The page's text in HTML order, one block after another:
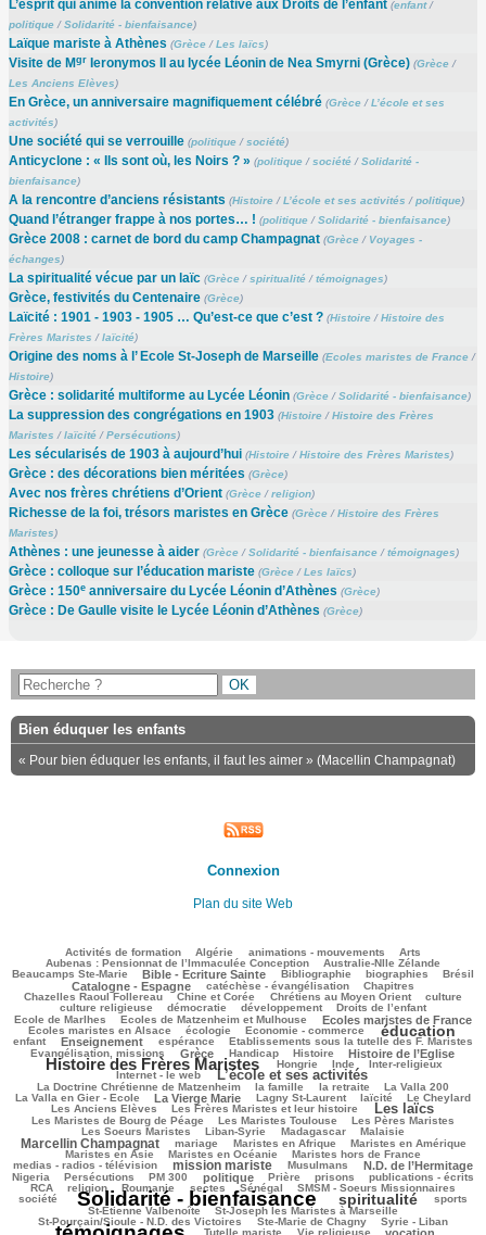
L’esprit qui anime la convention relative aux Droits de l’enfant (enfant/
politique/Solidarité - bienfaisance)
Laïque mariste à Athènes (Grèce/Les laïcs)
Visite de MgrIeronymos II au lycée Léonin de Nea Smyrni (Grèce) (Grèce/
Les Anciens Elèves)
En Grèce, un anniversaire magnifiquement célébré (Grèce/L’école et ses
activités)
Une société qui se verrouille (politique/société)
Anticyclone : « Ils sont où, les Noirs ? » (politique/société/Solidarité -
bienfaisance)
A la rencontre d’anciens résistants (Histoire/L’école et ses activités /politique)
Quand l’étranger frappe à nos portes… ! (politique/Solidarité - bienfaisance)
Grèce 2008 : carnet de bord du camp Champagnat (Grèce/ Voyages -
échanges)
La spiritualité vécue par un laïc (Grèce/spiritualité/témoignages)
Grèce, festivités du Centenaire (Grèce)
Laïcité : 1901 - 1903 - 1905 … Qu’est-ce que c’est ? (Histoire/Histoire des
Frères Maristes /laïcité)
Origine des noms à l’ Ecole St-Joseph de Marseille (Ecoles maristes de France/
Histoire)
Grèce : solidarité multiforme au Lycée Léonin (Grèce/Solidarité - bienfaisance)
La suppression des congrégations en 1903 (Histoire/Histoire des Frères
Maristes /laïcité/Persécutions)
Les sécularisés de 1903 à aujourd’hui (Histoire/Histoire des Frères Maristes)
Grèce : des décorations bien méritées (Grèce)
Avec nos frères chrétiens d’Orient (Grèce/religion)
Richesse de la foi, trésors maristes en Grèce (Grèce/Histoire des Frères
Maristes)
Athènes : une jeunesse à aider (Grèce/Solidarité - bienfaisance/témoignages)
Grèce : colloque sur l’éducation mariste (Grèce/Les laïcs)
Grèce : 150eanniversaire du Lycée Léonin d’Athènes (Grèce)
Grèce : De Gaulle visite le Lycée Léonin d’Athènes (Grèce)
Bien éduquer les enfants
« Pour bien éduquer les enfants, il faut les aimer » (Macellin Champagnat)
Connexion
Plan du site Web
Activités de formation Algérie animations - mouvements Arts
Aubenas : Pensionnat de l’Immaculée Conception
42/2851 Australie-Nlle Zélande
86/2851
Beaucamps Ste-Marie
749/2851 Bible - Ecriture Sainte
84/2851 Bibliographie
605/2851 biographies
141/2851 Brésil
723/2851
Catalogne - Espagne catéchèse - évangélisation Chapitres
Chazelles Raoul Follereau
104/2851 Chine et Corée
193/2851 Chrétiens au Moyen Orient
447/2851 culture
36/2851
culture religieuse
démocratie développement Droits de l’enfant
Ecole de Marlhes
142/2851 Ecoles de Matzenheim et Mulhouse
852/2851 Ecoles maristes de France
229/2851
Ecoles maristes en Alsace
514/2851 écologie
139/2851 Economie - commerce
1749/2851 éducation
151/2851
enfant
953/2851 Enseignement
257/2851 espérance
60/2851 Etablissements sous la tutelle des F. Maristes
222/2851
Evangélisation, missions
750/2851 Grèce
108/2851 Handicap
279/2851 Histoire
740/2851 Histoire de l’Eglise
1926/2851
Histoire des Frères Maristes
135/2851 Hongrie Inde
151/2851 Inter-religieux
313/2851
Internet - le web
L’école et ses activités
La Doctrine Chrétienne de Matzenheim
393/2851 la famille
119/2851 la retraite
40/2851 La Valla 200
70/2851
La Valla en Gier - Ecole
707/2851 La Vierge Marie
428/2851 Lagny St-Laurent
290/2851 laïcité
158/2851 Le Cheylard
87/2851
Les Anciens Elèves
132/2851 Les Frères Maristes et leur histoire
1459/2851 Les laïcs
584/2851
Les Maristes de Bourg de Péage
360/2851 Les Maristes Toulouse
575/2851 Les Pères Maristes
342/2851
Les Soeurs Maristes
Liban-Syrie Madagascar Malaisie
Marcellin Champagnat
41/2851 mariage
262/2851 Maristes en Afrique
249/2851 Maristes en Amérique
276/2851
Maristes en Asie
Maristes en Océanie Maristes hors de France
medias - radios - télévision
1015/2851 mission mariste
108/2851 Musulmans
928/2851 N.D. de l’Hermitage
41/2851
Nigeria
191/2851 Persécutions
212/2851 PM 300
748/2851 politique
198/2851 Prière
129/2851 prisons
296/2851 publications - écrits
186/2851
RCA
290/2851 religion
54/2851 Roumanie
25/2851 sectes
50/2851 Sénégal
288/2851 SMSM - Soeurs Missionnaires
329/2851
société
2851/2851 Solidarité - bienfaisance
1631/2851 spiritualité
317/2851 sports
228/2851
St-Etienne Valbenoîte
St-Joseph les Maristes à Marseille
St-Pourçain/Sioule - N.D. des Victoires
59/2851 Ste-Marie de Chagny
26/2851 Syrie - Liban
2849/2851
Tutelle mariste Vie religieuse